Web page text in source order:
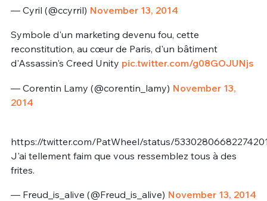
— Cyril (@ccyrril) November 13, 2014
Symbole d'un marketing devenu fou, cette
reconstitution, au cœur de Paris, d'un bâtiment
d'Assassin's Creed Unity pic.twitter.com/g08GOJUNjs
— Corentin Lamy (@corentin_lamy) November 13,
2014
https://twitter.com/PatWheel/status/
J'ai tellement faim que vous ressemblez tous à des
frites.
— Freud_is_alive (@Freud_is_alive) November 13, 2014